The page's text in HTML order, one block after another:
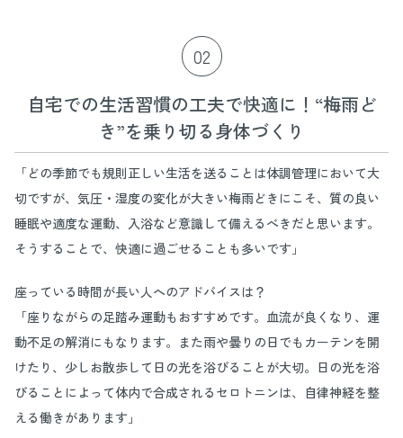
02
自宅での生活習慣の工夫で快適に！“梅雨ど
き”を乗り切る身体づくり
「どの季節でも規則正しい生活を送ることは体調管理において大
切ですが、気圧・湿度の変化が大きい梅雨どきにこそ、質の良い
睡眠や適度な運動、入浴など意識して備えるべきだと思います。
そうすることで、快適に過ごせることも多いです」
座っている時間が長い人へのアドバイスは？
「座りながらの足踏み運動もおすすめです。血流が良くなり、運
動不足の解消にもなります。また雨や曇りの日でもカーテンを開
けたり、少しお散歩して日の光を浴びることが大切。日の光を浴
びることによって体内で合成されるセロトニンは、自律神経を整
える働きがあります」